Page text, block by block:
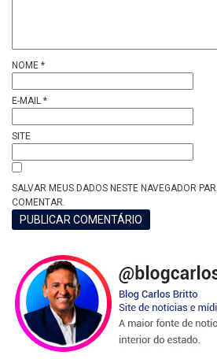
NOME *
E-MAIL *
SITE
SALVAR MEUS DADOS NESTE NAVEGADOR
COMENTAR.